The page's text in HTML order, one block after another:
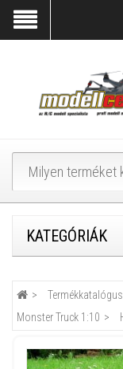
KATEGÓRIÁK
Termékkatalógus
Monster Truck 1:10